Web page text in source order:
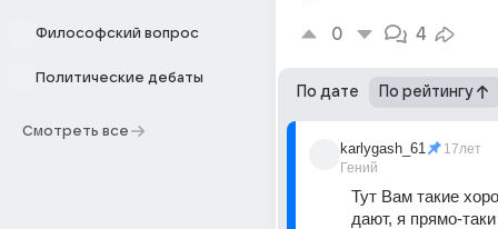
Философский вопрос
Политические дебаты
Смотреть все
0 4
По дате По рейтингу
karlygash_61
Гений
17лет
Тут Вам такие
дают, я прямо-